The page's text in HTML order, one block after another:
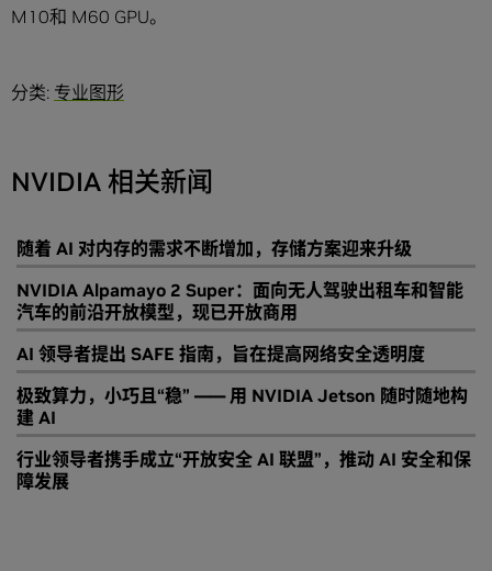
M10和 M60 GPU。
分类: 专业图形
NVIDIA 相关新闻
随着 AI 对内存的需求不断增加，存储方案迎来升级
NVIDIA Alpamayo 2 Super：面向无人驾驶出租车和智能
汽车的前沿开放模型，现已开放商用
AI 领导者提出 SAFE 指南，旨在提高网络安全透明度
极致算力，小巧且“稳” —— 用 NVIDIA Jetson 随时随地构
建 AI
行业领导者携手成立“开放安全 AI 联盟”，推动 AI 安全和保
障发展